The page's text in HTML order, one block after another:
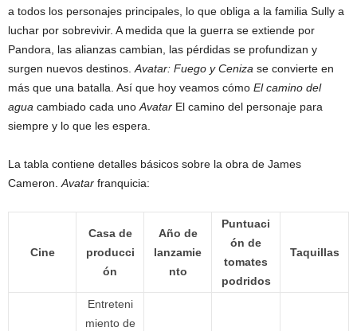
a todos los personajes principales, lo que obliga a la familia Sully a
luchar por sobrevivir. A medida que la guerra se extiende por
Pandora, las alianzas cambian, las pérdidas se profundizan y
surgen nuevos destinos.Avatar: Fuego y Ceniza se convierte en
más que una batalla. Así que hoy veamos cómo El camino del
agua cambiado cada unoAvatar El camino del personaje para
siempre y lo que les espera.
La tabla contiene detalles básicos sobre la obra de James
Cameron.Avatar franquicia:
Cine
Casa de
producci
ón
Año de
lanzamie
nto
Puntuaci
ón de
tomates
podridos
Taquillas
Entreteni
miento de